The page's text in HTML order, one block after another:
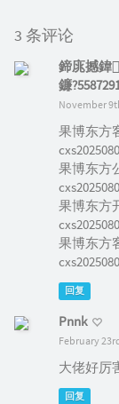
3 条评论
鍗庣撼鍏
鐮
November
果博东方
果博东方
果博东方
果博东方
回复
Pnnk
February
大佬好厉
回复